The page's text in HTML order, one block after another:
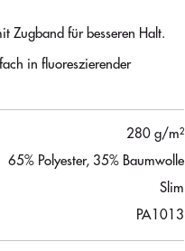
Zugband für besseren Halt.
in fluoreszierender
280 g/m²
65% Polyester, 35% Baumwolle
Slim
PA1013